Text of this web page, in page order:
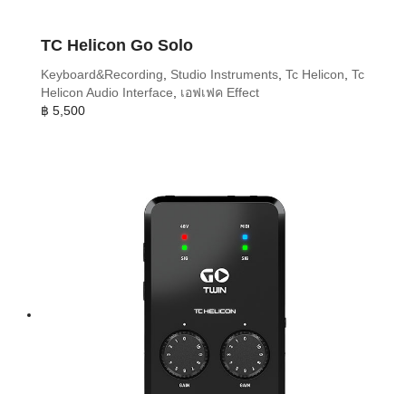
TC Helicon Go Solo
Keyboard&Recording Studio Instruments Tc Helicon Tc
Helicon Audio Interface
เอฟเฟค Effect
฿ 5,500